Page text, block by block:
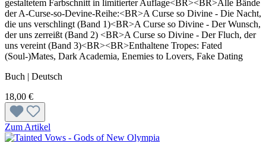
gestaltetem Farbschnitt in limitierter Auflage<BR><BR>Alle Bände
der A-Curse-so-Devine-Reihe:<BR>A Curse so Divine - Die Nacht,
die uns verschlingt (Band 1)<BR>A Curse so Divine - Der Wunsch,
der uns zerreißt (Band 2) <BR>A Curse so Divine - Der Fluch, der
uns vereint (Band 3)<BR><BR>Enthaltene Tropes: Fated
(Soul-)Mates, Dark Academia, Enemies to Lovers, Fake Dating
Buch | Deutsch
18,00 €
Zum Artikel